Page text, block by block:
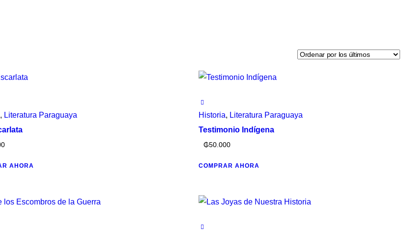
, Literatura Paraguaya
AHORA
Historia, Literatura Paraguaya
Testimonio Indígena
₲50.000
COMPRAR AHORA